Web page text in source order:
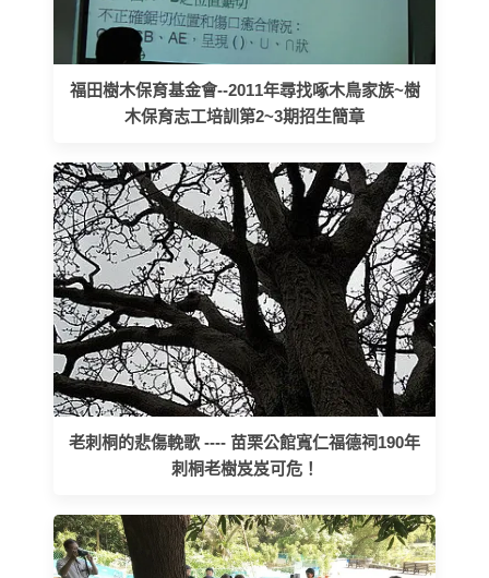
福田樹木保育基金會--2011年尋找啄木鳥家族~樹
木保育志工培訓第2~3期招生簡章
老刺桐的悲傷輓歌 ---- 苗栗公館寬仁福德祠190年
刺桐老樹岌岌可危！